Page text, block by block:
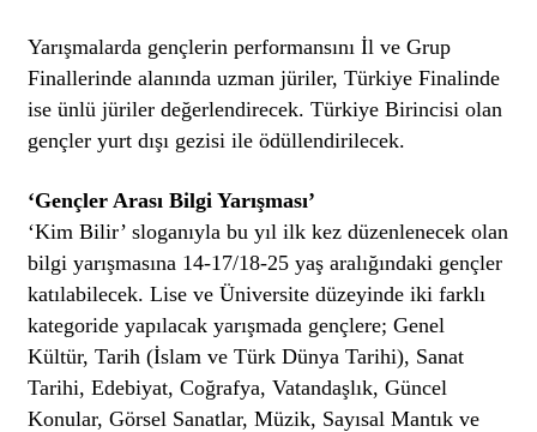
Yarışmalarda gençlerin performansını İl ve Grup
Finallerinde alanında uzman jüriler, Türkiye Finalinde
ise ünlü jüriler değerlendirecek. Türkiye Birincisi olan
gençler yurt dışı gezisi ile ödüllendirilecek.
‘Gençler Arası Bilgi Yarışması’
‘Kim Bilir’ sloganıyla bu yıl ilk kez düzenlenecek olan
bilgi yarışmasına 14-17/18-25 yaş aralığındaki gençler
katılabilecek. Lise ve Üniversite düzeyinde iki farklı
kategoride yapılacak yarışmada gençlere; Genel
Kültür, Tarih (İslam ve Türk Dünya Tarihi), Sanat
Tarihi, Edebiyat, Coğrafya, Vatandaşlık, Güncel
Konular, Görsel Sanatlar, Müzik, Sayısal Mantık ve